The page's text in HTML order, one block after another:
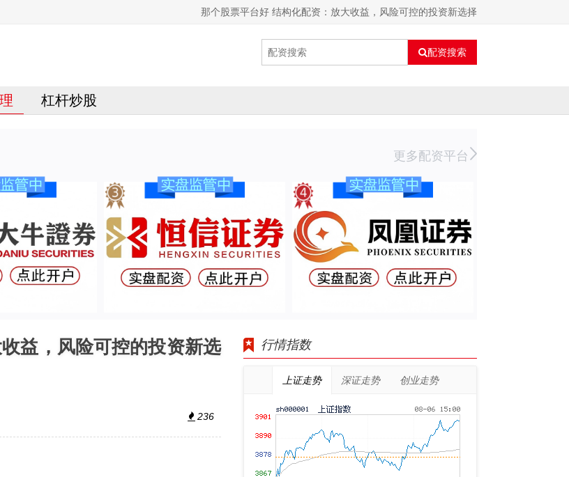
那个股票平台好 结构化配资：放大收益，风险可控的投资新选择
配资搜索
杠杆炒股
更多配资平台
益，风险可控的投资新选
236
行情指数
上证走势 深证走势 创业走势